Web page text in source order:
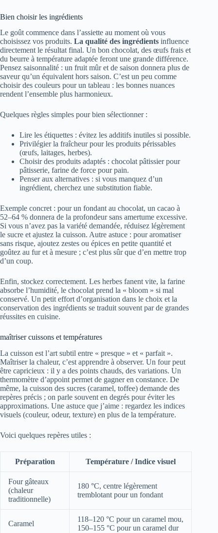
Bien choisir les ingrédients
Le goût commence dans l’assiette au moment où vous
choisissez vos produits. La qualité des ingrédients influence
directement le résultat final. Un bon chocolat, des œufs frais et
du beurre à température adaptée feront une grande différence.
Pensez saisonnalité : un fruit mûr et de saison donnera plus de
saveur qu’un équivalent hors saison. C’est un peu comme
choisir des couleurs pour un tableau : les bonnes nuances
rendent l’ensemble plus harmonieux.
Quelques règles simples pour bien sélectionner :
Lire les étiquettes : évitez les additifs inutiles si possible.
Privilégier la fraîcheur pour les produits périssables
(œufs, laitages, herbes).
Choisir des produits adaptés : chocolat pâtissier pour
pâtisserie, farine de force pour pain.
Penser aux alternatives : si vous manquez d’un
ingrédient, cherchez une substitution fiable.
Exemple concret : pour un fondant au chocolat, un cacao à
52–64 % donnera de la profondeur sans amertume excessive.
Si vous n’avez pas la variété demandée, réduisez légèrement
le sucre et ajustez la cuisson. Autre astuce : pour aromatiser
sans risque, ajoutez zestes ou épices en petite quantité et
goûtez au fur et à mesure ; c’est plus sûr que d’en mettre trop
d’un coup.
Enfin, stockez correctement. Les herbes fanent vite, la farine
absorbe l’humidité, le chocolat prend la « bloom » si mal
conservé. Un petit effort d’organisation dans le choix et la
conservation des ingrédients se traduit souvent par de grandes
réussites en cuisine.
maîtriser cuissons et températures
La cuisson est l’art subtil entre « presque » et « parfait ».
Maîtriser la chaleur, c’est apprendre à observer. Un four peut
être capricieux : il y a des points chauds, des variations. Un
thermomètre d’appoint permet de gagner en constance. De
même, la cuisson des sucres (caramel, toffee) demande des
repères précis ; on parle souvent en degrés pour éviter les
approximations. Une astuce que j’aime : regardez les indices
visuels (couleur, odeur, texture) en plus de la température.
Voici quelques repères utiles :
Préparation Température / Indice visuel
Four gâteaux
(chaleur
traditionnelle)
180 °C, centre légèrement
tremblotant pour un fondant
Caramel
118–120 °C pour un caramel mou,
150–155 °C pour un caramel dur